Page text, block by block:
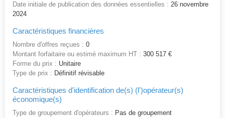
Date initiale de publication des données essentielles : 26 novembre
2024
Caractéristiques financières
Nombre d'offres reçues : 0
Montant forfaitaire ou estimé maximum HT : 300 517 €
Forme du prix : Unitaire
Type de prix : Définitif révisable
Caractéristiques d'identification de(s) (l')opérateur(s)
économique(s)
Type de groupement d'opérateurs : Pas de groupement